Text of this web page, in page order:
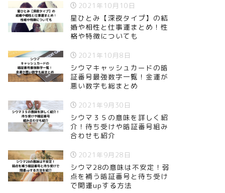
2021年10月10日
星ひとみ【深夜タイプ】の結
婚や相性と仕事運まとめ！性
格や特徴についても
2021年10月8日
シウマキャッシュカードの暗
証番号最強数字一覧！金運が
悪い数字も総まとめ
2021年9月30日
シウマ３５の意味を詳しく紹
介！待ち受けや暗証番号組み
合わせも紹介
2021年9月28日
シウマ28の意味は不安定！弱
点を補う暗証番号と待ち受け
で開運upする方法